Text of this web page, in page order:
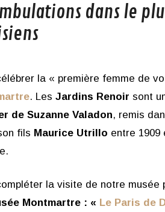
dans le
la « première femme de
. Les Jardins Renoir sont
de Suzanne Valadon, remis
fils Maurice Utrillo entre 1909
la visite de notre musée
Montmartre : « Le Paris de